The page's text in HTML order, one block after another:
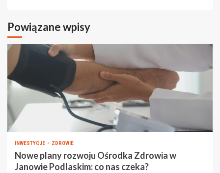
Powiązane wpisy
INWESTYCJE ZDROWIE
Nowe plany rozwoju Ośrodka Zdrowia w
Janowie Podlaskim: co nas czeka?